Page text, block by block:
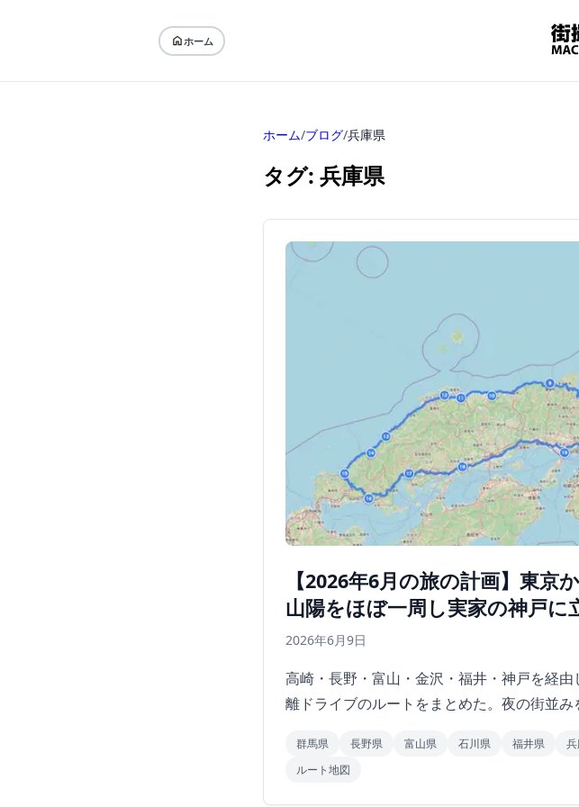
ホーム
ホーム/ブログ/兵庫県
タグ: 兵庫県
【2026年6月の旅の計画】東京
山陽をほぼ一周し実家の神戸
2026年6月9日
高崎・長野・富山・金沢・福井・神戸を経
離ドライブのルートをまとめた。夜の街並み
群馬県 長野県 富山県 石川県 福井県
ルート地図